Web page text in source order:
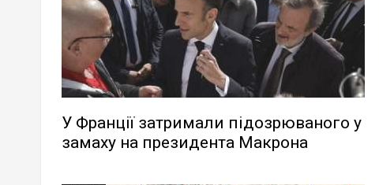
У Франції затримали підозрюваного у
замаху на президента Макрона